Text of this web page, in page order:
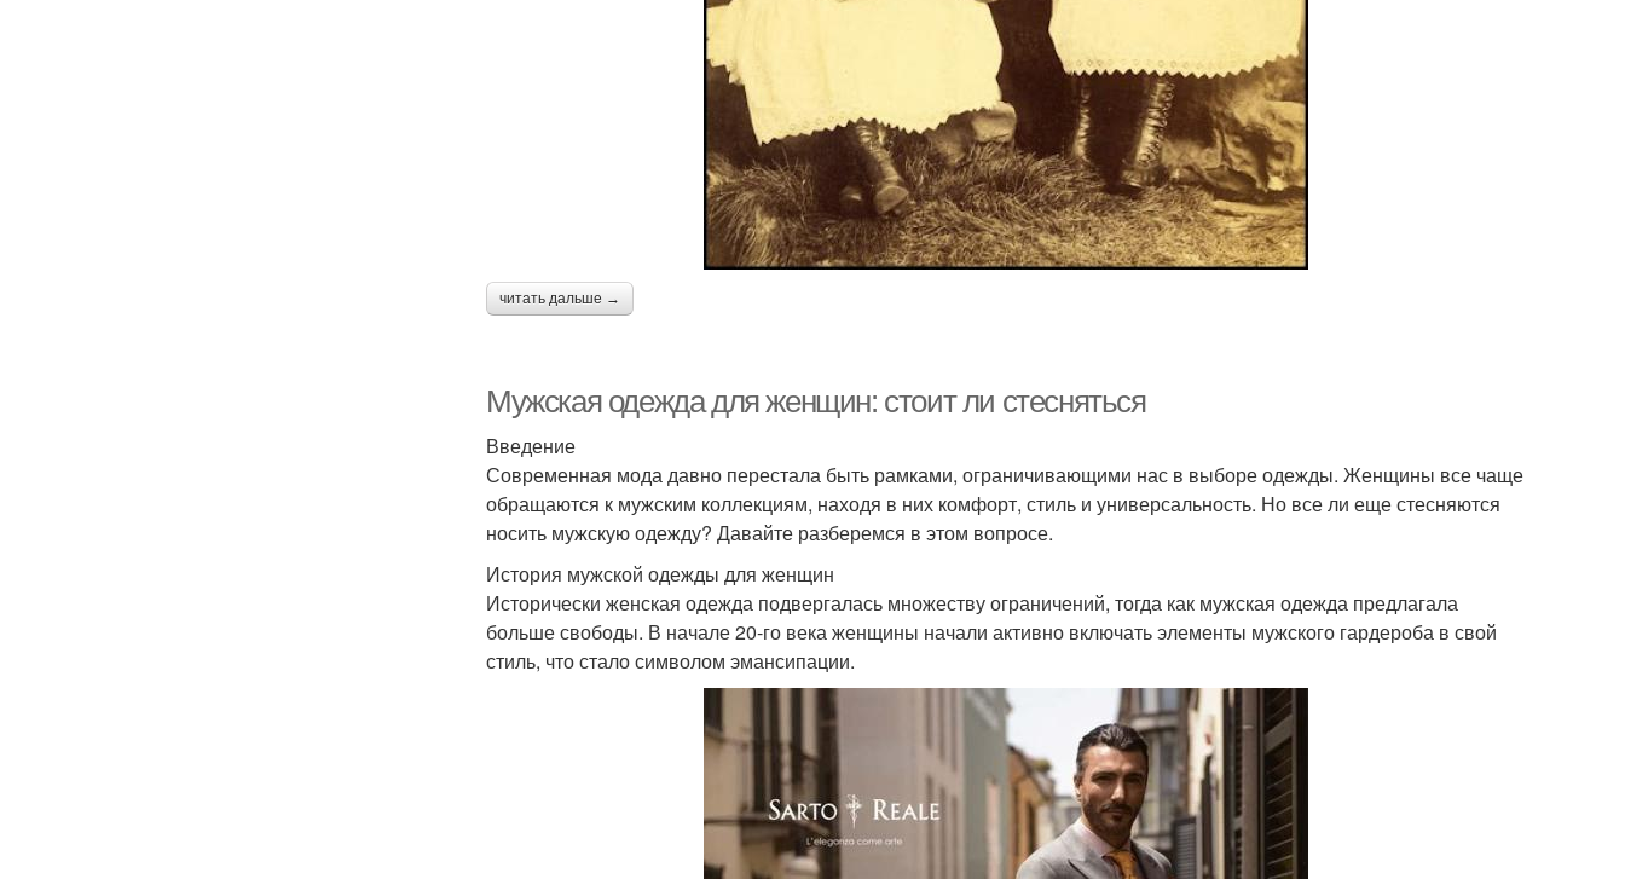
читать дальше →
Мужская одежда для женщин: стоит ли стесняться
Введение
Современная мода давно перестала быть рамками, ограничивающими нас в выборе одежды. Женщины все чаще
обращаются к мужским коллекциям, находя в них комфорт, стиль и универсальность. Но все ли еще стесняются
носить мужскую одежду? Давайте разберемся в этом вопросе.
История мужской одежды для женщин
Исторически женская одежда подвергалась множеству ограничений, тогда как мужская одежда предлагала
больше свободы. В начале 20-го века женщины начали активно включать элементы мужского гардероба в свой
стиль, что стало символом эмансипации.